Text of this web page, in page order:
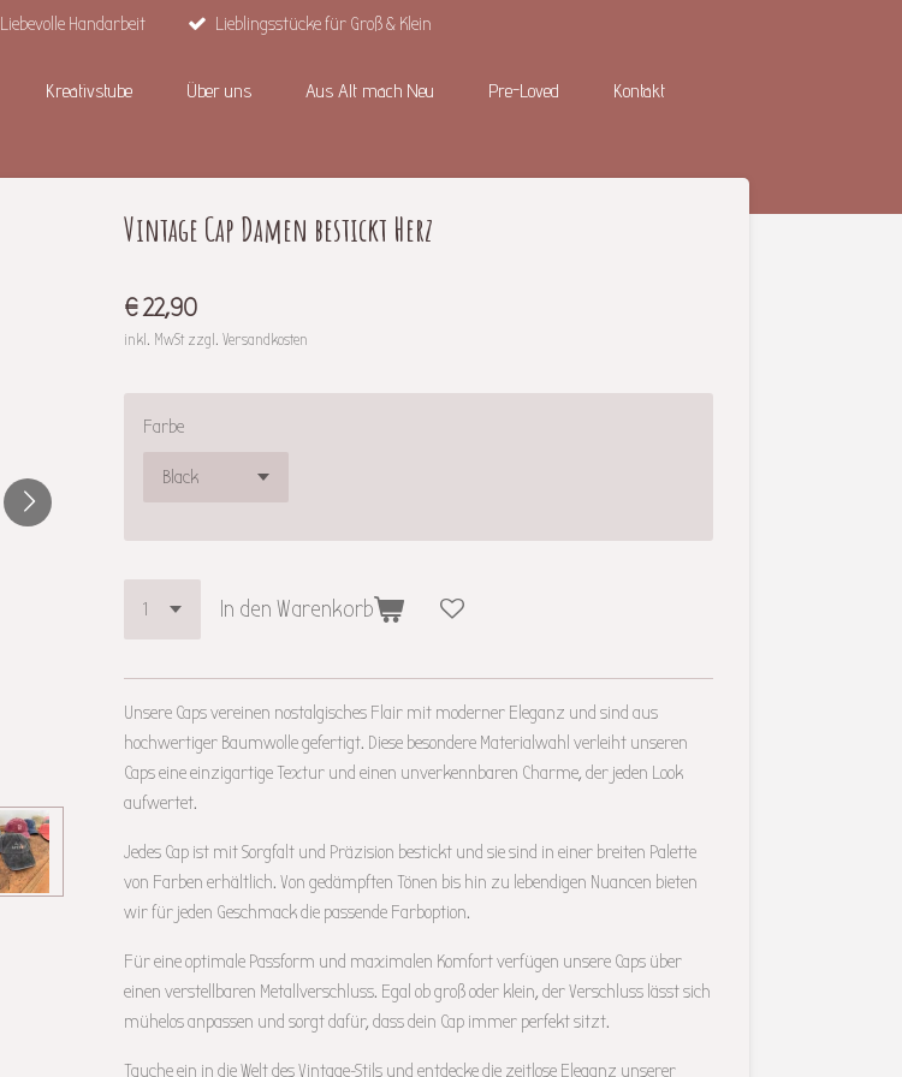
Liebevolle Handarbeit Lieblingsstücke für Groß & Klein
Kreativstube Über uns Aus Alt mach Neu Pre-Loved Kontakt
Vintage Cap Damen bestickt Herz
€ 22,90
inkl. MwSt zzgl. Versandkosten
Farbe
In den Warenkorb
Unsere Caps vereinen nostalgisches Flair mit moderner Eleganz und sind aus
hochwertiger Baumwolle gefertigt. Diese besondere Materialwahl verleiht unseren
Caps eine einzigartige Textur und einen unverkennbaren Charme, der jeden Look
aufwertet.
Jedes Cap ist mit Sorgfalt und Präzision bestickt und sie sind in einer breiten Palette
von Farben erhältlich. Von gedämpften Tönen bis hin zu lebendigen Nuancen bieten
wir für jeden Geschmack die passende Farboption.
Für eine optimale Passform und maximalen Komfort verfügen unsere Caps über
einen verstellbaren Metallverschluss. Egal ob groß oder klein, der Verschluss lässt sich
mühelos anpassen und sorgt dafür, dass dein Cap immer perfekt sitzt.
Tauche ein in die Welt des Vintage-Stils und entdecke die zeitlose Eleganz unserer